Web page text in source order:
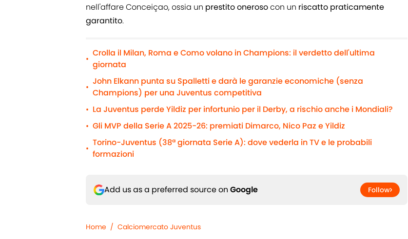
nell'affare Conceiçao, ossia un prestito onerosocon un riscatto praticamente
garantito.
•
Crolla il Milan, Roma e Como volano in Champions: il verdetto dell'ultima
giornata
•
John Elkann punta su Spalletti e darà le garanzie economiche (senza
Champions) per una Juventus competitiva
• La Juventus perde Yildiz per infortunio per il Derby, a rischio anche i Mondiali?
• Gli MVP della Serie A 2025-26: premiati Dimarco, Nico Paz e Yildiz
•
Torino-Juventus (38ª giornata Serie A): dove vederla in TV e le probabili
formazioni
Add us as a preferred source on Google Follow
Home / Calciomercato Juventus